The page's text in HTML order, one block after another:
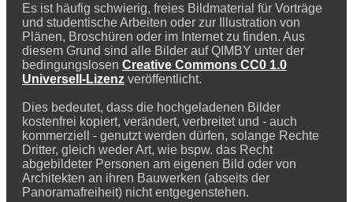
Es ist häufig schwierig, freies Bildmaterial für Vorträge
und studentische Arbeiten oder zur Illustration von
Plänen, Broschüren oder im Internet zu finden. Aus
diesem Grund sind alle Bilder auf QIMBY unter der
bedingungslosen Creative Commons CC0 1.0
Universell-Lizenz veröffentlicht.
Dies bedeutet, dass die hochgeladenen Bilder
kostenfrei kopiert, verändert, verbreitet und - auch
kommerziell - genutzt werden dürfen, solange Rechte
Dritter, gleich weder Art, wie bspw. das Recht
abgebildeter Personen am eigenen Bild oder von
Architekten an ihren Bauwerken (abseits der
Panoramafreiheit) nicht entgegenstehen.